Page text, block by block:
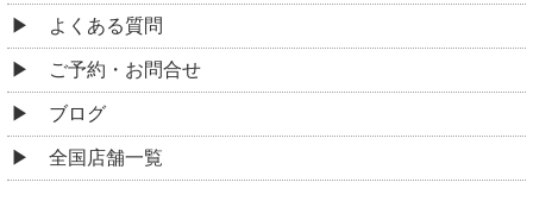
よくある質問
ご予約・お問合せ
ブログ
全国店舗一覧